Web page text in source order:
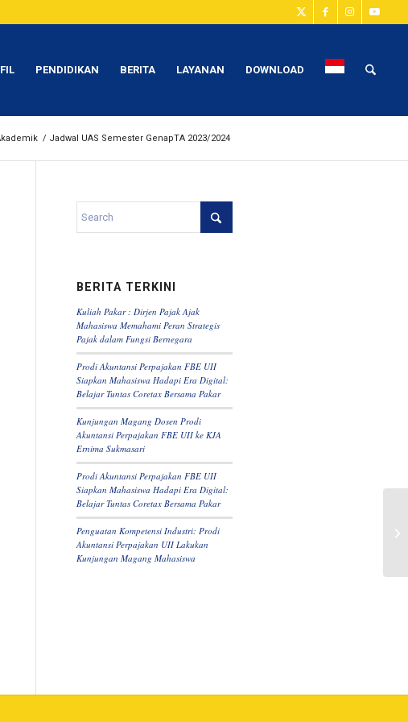
PENDIDIKAN BERITA LAYANAN DOWNLOAD
/ Jadwal UAS Semester GenapTA 2023/2024
BERITA TERKINI
Kuliah Pakar : Dirjen Pajak Ajak
Mahasiswa Memahami Peran Strategis
Pajak dalam Fungsi Bernegara
Prodi Akuntansi Perpajakan FBE UII
Siapkan Mahasiswa Hadapi Era Digital:
Belajar Tuntas Coretax Bersama Pakar
Kunjungan Magang Dosen Prodi
Akuntansi Perpajakan FBE UII ke KJA
Ernima Sukmasari
Prodi Akuntansi Perpajakan FBE UII
Siapkan Mahasiswa Hadapi Era Digital:
Belajar Tuntas Coretax Bersama Pakar
Penguatan Kompetensi Industri: Prodi
Akuntansi Perpajakan UII Lakukan
Kunjungan Magang Mahasiswa